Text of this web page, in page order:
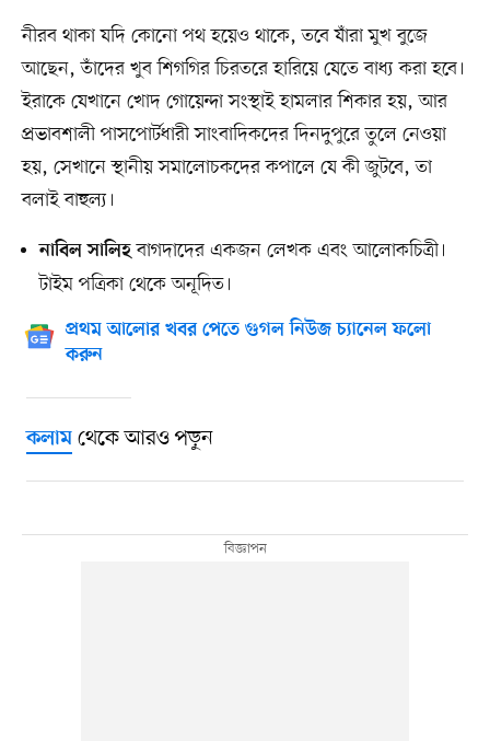
নীরব থাকা যদি কোনো পথ হয়েও থাকে, তবে যাঁরা মুখ বুজে
আছেন, তাঁদের খুব শিগগির চিরতরে হারিয়ে যেতে বাধ্য করা হবে।
ইরাকে যেখানে খোদ গোয়েন্দা সংস্থাই হামলার শিকার হয়, আর
প্রভাবশালী পাসপোর্টধারী সাংবাদিকদের দিনদুপুরে তুলে নেওয়া
হয়, সেখানে স্থানীয় সমালোচকদের কপালে যে কী জুটবে, তা
বলাই বাহুল্য।
নাবিল সালিহবাগদাদের একজন লেখক এবং আলোকচিত্রী।
টাইম পত্রিকা থেকে অনূদিত।
প্রথম আলোর খবর পেতে গুগল নিউজ চ্যানেল ফলো
করুন
কলামথেকে আরও পড়ুন